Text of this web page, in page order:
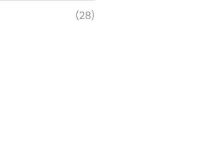
(28)